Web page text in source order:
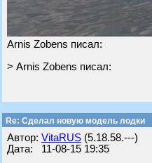
Arnis Zobens писал:
> Arnis Zobens писал:
Re: Cделал новую модель лодки
Автор: VitaRUS (5.18.58.---)
Дата: 11-08-15 19:35